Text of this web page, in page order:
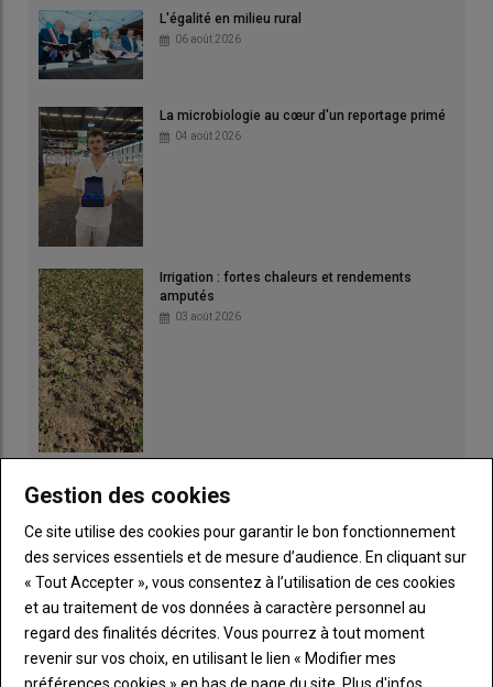
L'égalité en milieu rural
06 août 2026
La microbiologie au cœur d'un reportage primé
04 août 2026
Irrigation : fortes chaleurs et rendements
amputés
03 août 2026
Les Prim'Hostein sur le ring
02 août 2026
Gestion des cookies
Ce site utilise des cookies pour garantir le bon fonctionnement
des services essentiels et de mesure d’audience. En cliquant sur
« Tout Accepter », vous consentez à l’utilisation de ces cookies
et au traitement de vos données à caractère personnel au
regard des finalités décrites. Vous pourrez à tout moment
revenir sur vos choix, en utilisant le lien « Modifier mes
préférences cookies » en bas de page du site. Plus d'infos